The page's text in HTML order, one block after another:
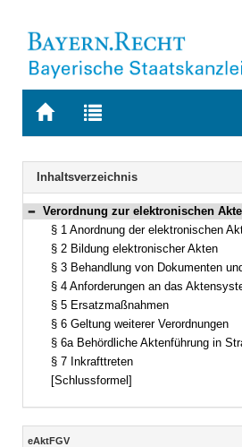
Zur
BAYERN.RECHT
Zur
letzten
Suche
Navigation
Inhaltsverzeichnis
Bereich reduzieren
Verordnung zur elektronischen Aktenführung in der Finanzgerichtsbarkeit im Freistaat Bayern (Finanzgerichtliche eAkten-
§ 1 Anordnung der elektronischen
§ 2 Bildung elektronischer Akten
§ 3 Behandlung von Dokumenten
§ 4 Anforderungen an das
§ 5 Ersatzmaßnahmen
§ 6 Geltung weiterer Verordnungen
§ 6a Behördliche Aktenführung in
§ 7 Inkrafttreten
[Schlussformel]
Inhalt
eAktFGV